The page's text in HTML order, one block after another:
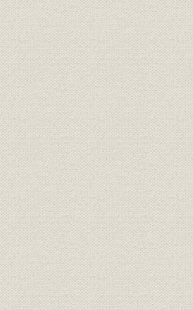
部
躍
運
伸張
船
充